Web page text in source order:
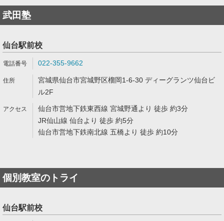
武田塾
仙台駅前校
022-355-9662
宮城県仙台市宮城野区榴岡1-6-30 ディーグランツ仙台ビ
ル2F
仙台市営地下鉄東西線 宮城野通より 徒歩 約3分
JR仙山線 仙台より 徒歩 約5分
仙台市営地下鉄南北線 五橋より 徒歩 約10分
個別教室のトライ
仙台駅前校